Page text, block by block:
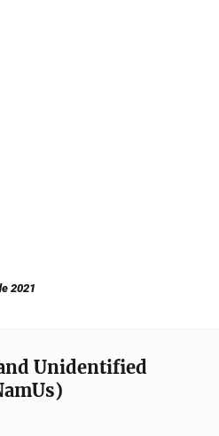
2021
Unidentified